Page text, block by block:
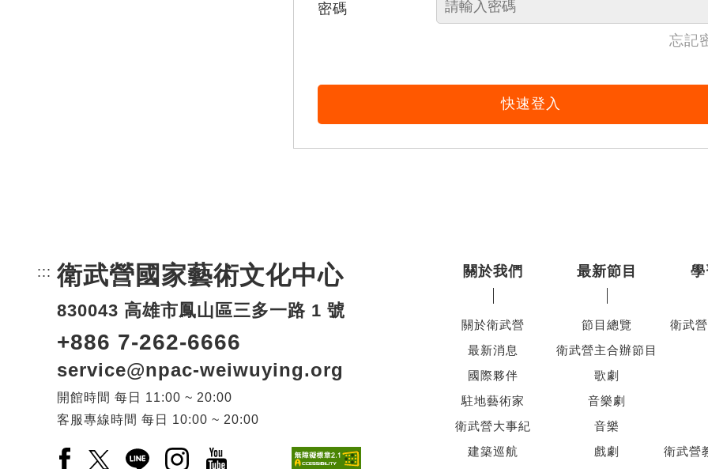
密碼
忘記
快速登入
::: 頁尾網站資訊。
衛武營國家藝術文化中心
830043 高雄市鳳山區三多一路 1 號
+886 7-262-6666
service@npac-weiwuying.org
開館時間 每日
11:00 ~ 20:00
客服專線時間 每日 10:00 ~ 20:00
Facebook(另開新視窗)
X(另開新視窗)
LINE(另開新視窗)
Instagram(另開新視窗)
YouTube(另開新視窗)
關於我們
關於衛武營
最新消息
國際夥伴
駐地藝術家
衛武營大事紀
建築巡航
最新節目
節目總覽
衛武營主合辦節目
歌劇
音樂劇
音樂
戲劇
衛武
衛武營